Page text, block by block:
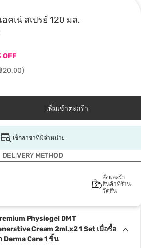
คเน่ สเปรย์ 120 มล.
OFF
20.00)
เพิ่มเข้าตะกร้า
เช็กสาขาที่มีจำหน่าย
DELIVERY METHOD
สั่งและรับ
สินค้าที่ร้าน
วัตสัน
Physiogel DMT
Cream 2ml.x2 1 Set เมื่อซื้อ
Derma Care 1 ชิ้น